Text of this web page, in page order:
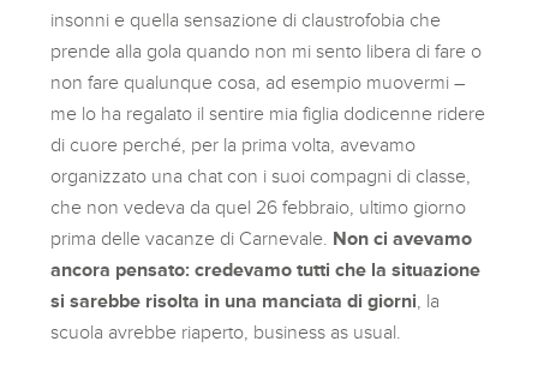
insonni e quella sensazione di claustrofobia che
prende alla gola quando non mi sento libera di fare o
non fare qualunque cosa, ad esempio muovermi –
me lo ha regalato il sentire mia figlia dodicenne ridere
di cuore perché, per la prima volta, avevamo
organizzato una chat con i suoi compagni di classe,
che non vedeva da quel 26 febbraio, ultimo giorno
prima delle vacanze di Carnevale. Non ci avevamo
ancora pensato: credevamo tutti che la situazione
si sarebbe risolta in una manciata di giorni , la
scuola avrebbe riaperto, business as usual.